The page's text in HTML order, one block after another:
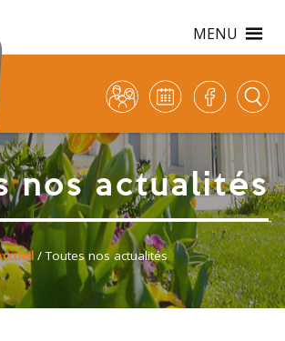
MENU
nos actualités
/ Toutes nos actualités